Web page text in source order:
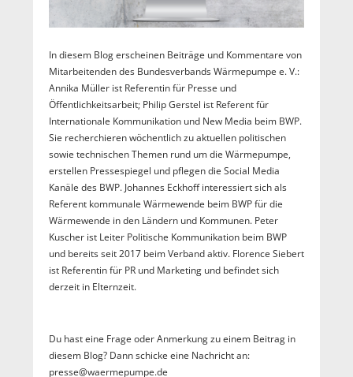
In diesem Blog erscheinen Beiträge und Kommentare von
Mitarbeitenden des Bundesverbands Wärmepumpe e. V.:
Annika Müller ist Referentin für Presse und
Öffentlichkeitsarbeit; Philip Gerstel ist Referent für
Internationale Kommunikation und New Media beim BWP.
Sie recherchieren wöchentlich zu aktuellen politischen
sowie technischen Themen rund um die Wärmepumpe,
erstellen Pressespiegel und pflegen die Social Media
Kanäle des BWP. Johannes Eckhoff interessiert sich als
Referent kommunale Wärmewende beim BWP für die
Wärmewende in den Ländern und Kommunen. Peter
Kuscher ist Leiter Politische Kommunikation beim BWP
und bereits seit 2017 beim Verband aktiv. Florence Siebert
ist Referentin für PR und Marketing und befindet sich
derzeit in Elternzeit.
Du hast eine Frage oder Anmerkung zu einem Beitrag in
diesem Blog? Dann schicke eine Nachricht an:
presse@waermepumpe.de